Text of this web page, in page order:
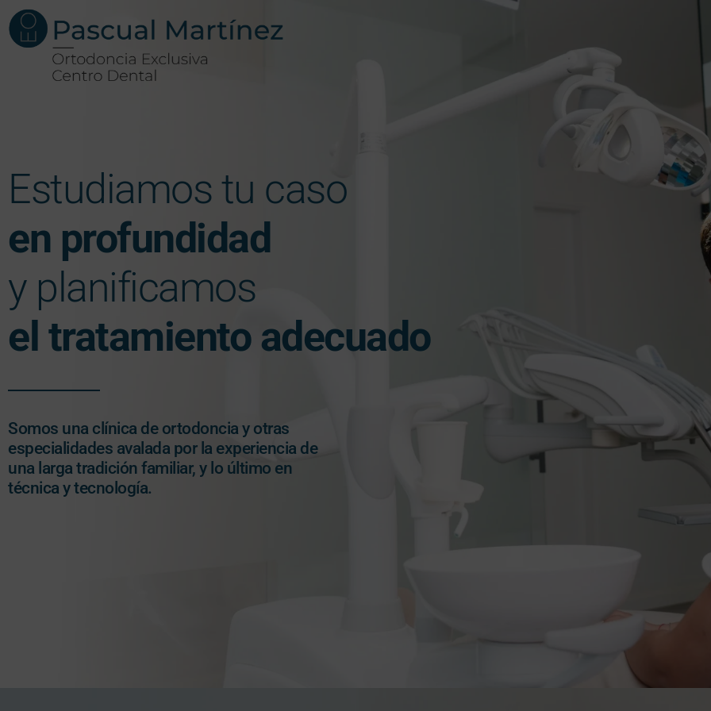
Estudiamos tu caso
en profundidad
y planificamos
el tratamiento adecuado
Somos una clínica de ortodoncia y otras
especialidades avalada por la experiencia de
una larga tradición familiar, y lo último en
técnica y tecnología.